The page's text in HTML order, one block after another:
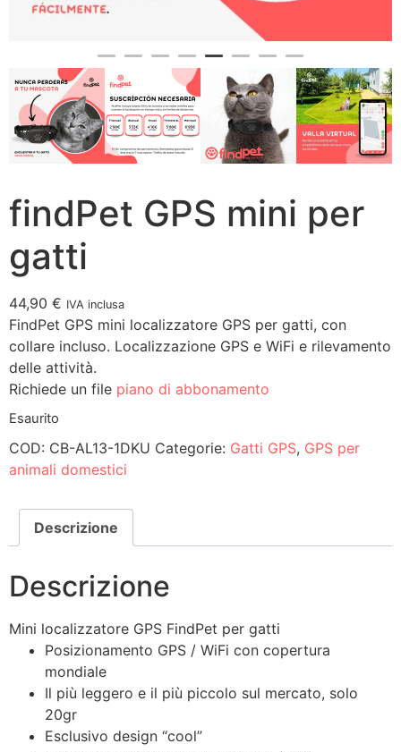
findPet GPS mini per
gatti
44,90 € IVA inclusa
FindPet GPS mini localizzatore GPS per gatti, con
collare incluso. Localizzazione GPS e WiFi e rilevamento
delle attività.
Richiede un file piano di abbonamento
Esaurito
COD: CB-AL13-1DKU Categorie: Gatti GPS, GPS per
animali domestici
Descrizione
Descrizione
Mini localizzatore GPS FindPet per gatti
Posizionamento GPS / WiFi con copertura
mondiale
Il più leggero e il più piccolo sul mercato, solo
20gr
Esclusivo design “cool”